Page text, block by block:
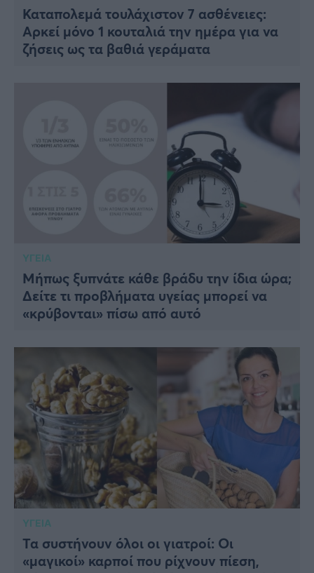
Καταπολεμά τουλάχιστον 7 ασθένειες:
Αρκεί μόνο 1 κουταλιά την ημέρα για να
ζήσεις ως τα βαθιά γεράματα
ΥΓΕΙΑ
Μήπως ξυπνάτε κάθε βράδυ την ίδια ώρα;
Δείτε τι προβλήματα υγείας μπορεί να
«κρύβονται» πίσω από αυτό
ΥΓΕΙΑ
Τα συστήνουν όλοι οι γιατροί: Οι
«μαγικοί» καρποί που ρίχνουν πίεση,